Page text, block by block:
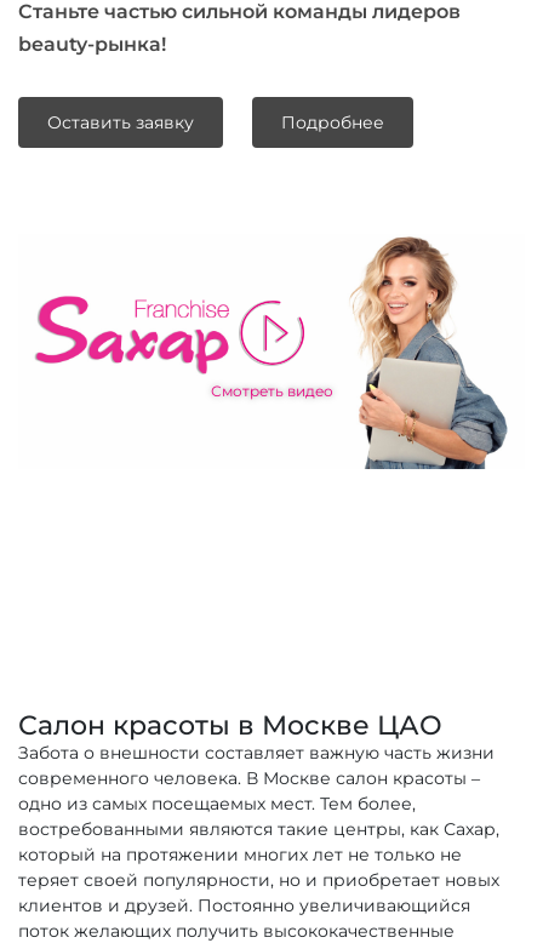
Станьте частью сильной команды лидеров
beauty-рынка!
Оставить заявку Подробнее
Смотреть видео
Салон красоты в Москве ЦАО
Забота о внешности составляет важную часть жизни
современного человека. В Москве салон красоты –
одно из самых посещаемых мест. Тем более,
востребованными являются такие центры, как Сахар,
который на протяжении многих лет не только не
теряет своей популярности, но и приобретает новых
клиентов и друзей. Постоянно увеличивающийся
поток желающих получить высококачественные